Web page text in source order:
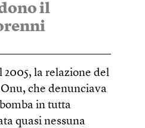
il
2005, la relazione del
che denunciava
in tutta
quasi nessuna